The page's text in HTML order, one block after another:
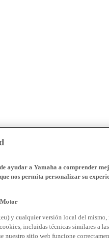
ayudar a Yamaha a comprender
nos permita personalizar su
Motor
y cualquier versión local del mismo,
incluidas técnicas similares a
nuestro sitio web funcione